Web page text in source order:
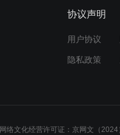
协议声明
用户协议
隐私政策
网络文化经营许可证：京网文（